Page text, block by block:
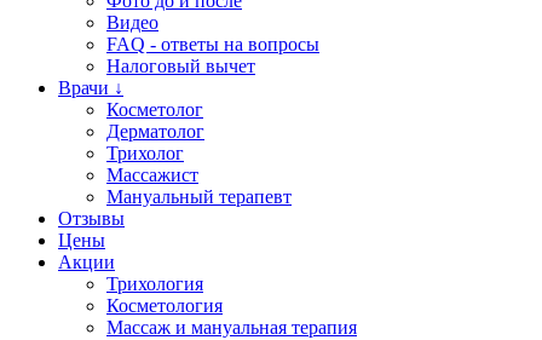
Видео
FAQ - ответы на вопросы
Налоговый вычет
Врачи ↓
Косметолог
Дерматолог
Трихолог
Массажист
Мануальный терапевт
Отзывы
Цены
Акции
Трихология
Косметология
Массаж и мануальная терапия